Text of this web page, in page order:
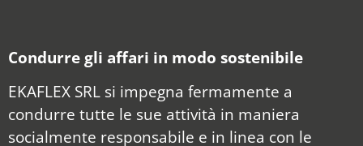
Condurre gli affari in modo sostenibile
EKAFLEX SRL si impegna fermamente a
condurre tutte le sue attività in maniera
socialmente responsabile e in linea con le